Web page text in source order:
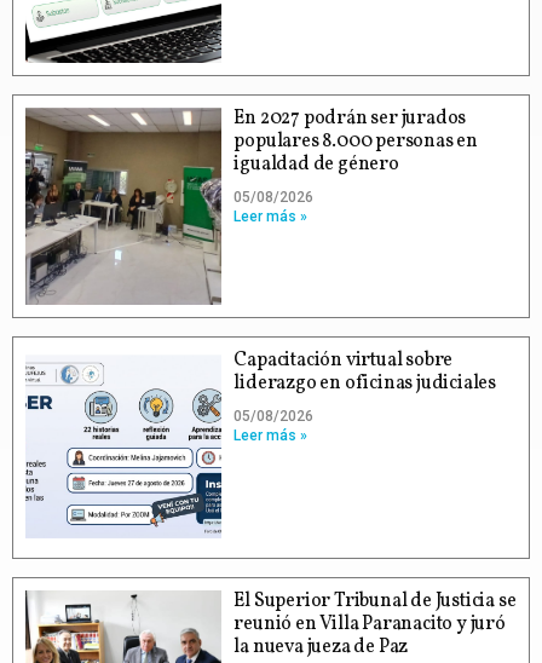
En 2027 podrán ser jurados
populares 8.000 personas en
igualdad de género
05/08/2026
Leer más »
Capacitación virtual sobre
liderazgo en oficinas judiciales
05/08/2026
Leer más »
El Superior Tribunal de Justicia se
reunió en Villa Paranacito y juró
la nueva jueza de Paz